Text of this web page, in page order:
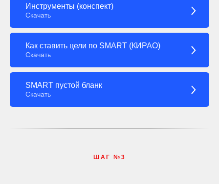
Инструменты (конспект)
Скачать
Как ставить цели по SMART (КИРАО)
Скачать
SMART пустой бланк
Скачать
ШАГ №3